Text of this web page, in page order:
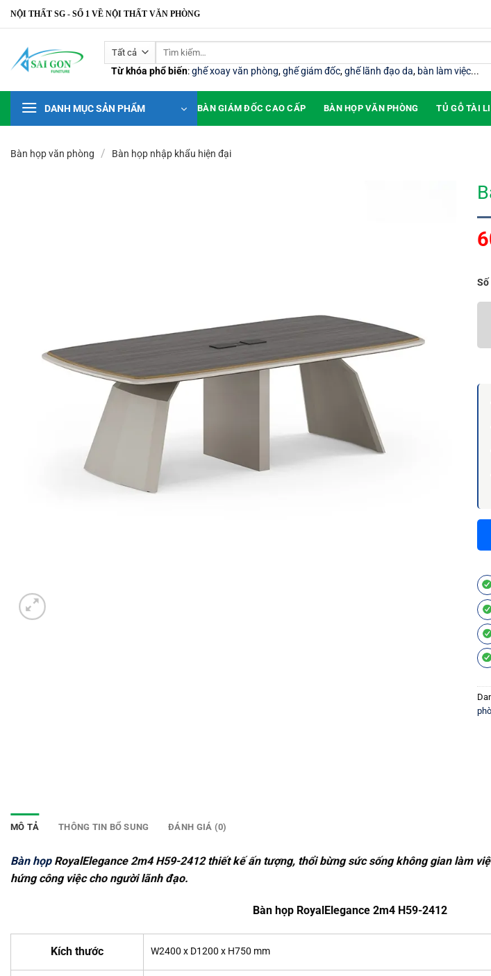
Bỏ
qua
dung
NỘI THẤT SG - SỐ 1 VỀ NỘI THẤT VĂN PHÒNG
Tìm
Từ khóa phổ biến:ghế xoay văn phòng,ghế giám đốc,ghế lãnh đạo da, bàn làm việc...
DANH MỤC SẢN PHẨM BÀN GIÁM ĐỐC CAO CẤP BÀN HỌP VĂN PHÒNG TỦ GỖ TÀI
Bàn họp văn phòng / Bàn họp nhập khẩu hiện đại
Số
MÔ TẢ THÔNG TIN BỔ SUNG ĐÁNH GIÁ (0)
Bàn họpRoyalElegance 2m4 H59-2412 thiết kế ấn tượng, thổi bừng sức sống không gian làm
hứng công việc cho người lãnh đạo.
Bàn họp RoyalElegance 2m4 H59-2412
Kích thước W2400 x D1200 x H750 mm